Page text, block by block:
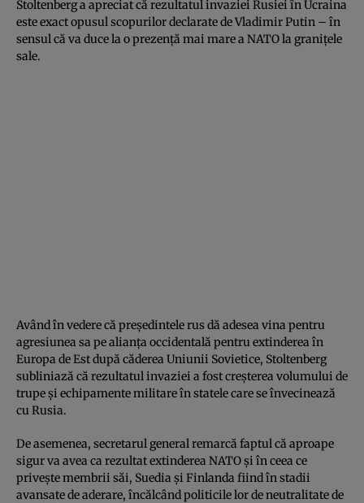
Stoltenberg a apreciat că rezultatul invaziei Rusiei în Ucraina
este exact opusul scopurilor declarate de Vladimir Putin – în
sensul că va duce la o prezență mai mare a NATO la granițele
sale.
Având în vedere că președintele rus dă adesea vina pentru
agresiunea sa pe alianța occidentală pentru extinderea în
Europa de Est după căderea Uniunii Sovietice, Stoltenberg
subliniază că rezultatul invaziei a fost creșterea volumului de
trupe și echipamente militare în statele care se învecinează
cu Rusia.
De asemenea, secretarul general remarcă faptul că aproape
sigur va avea ca rezultat extinderea NATO și în ceea ce
privește membrii săi, Suedia și Finlanda fiind în stadii
avansate de aderare, încălcând politicile lor de neutralitate de